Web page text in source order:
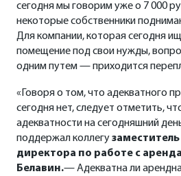
сегодня мы говорим уже о 7 000
некоторые собственники
Для компании, которая сегодня
помещение под свои нужды,
одним путем — приходится
«Говоря о том, что адекватного
сегодня нет, следует отметить,
адекватности на сегодняшний
поддержал коллегу
директора по работе с
Белавин.— Адекватна ли